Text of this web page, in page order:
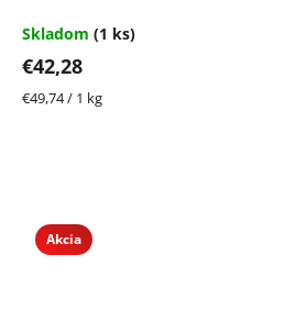
Skladom (1 ks)
€42,28
Jednotková
€49,74 / 1 kg
Akcia